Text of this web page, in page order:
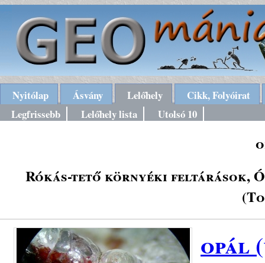
Nyitólap Ásvány Lelőhely
Cikk, Folyóirat
Legfrissebb
Lelőhely lista Utolsó 10
Rókás-tető környéki feltárások,
opál